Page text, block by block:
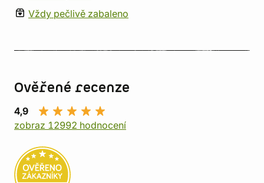
Vždy pečlivě zabaleno
Ověřené recenze
4,9
zobraz 12992 hodnocení